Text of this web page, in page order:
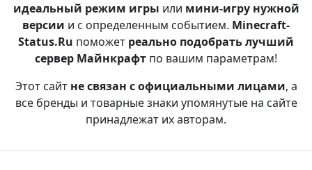
идеальный режим игры или мини-игру нужной
версии и с определенным событием. Minecraft-
Status.Ru поможет реально подобрать лучший
сервер Майнкрафт по вашим параметрам!
Этот сайт не связан с официальными лицами, а
все бренды и товарные знаки упомянутые на сайте
принадлежат их авторам.